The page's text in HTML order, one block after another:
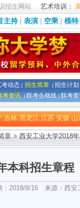
招生网站 艺术培训：
主持 | 表演 | 空乘 | 模特
考动态 | 招生简章 | 招生计划
考资讯 | 联考合格线 | 联考
吉林 黑龙江 江苏 安徽 山
章> 西安工业大学2018
本科招生章程
2018/8/16 来源：西安